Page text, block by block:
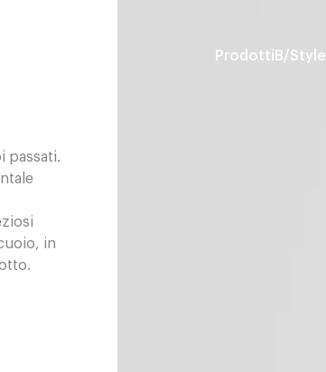
ProdottiB/Style
passati.
in